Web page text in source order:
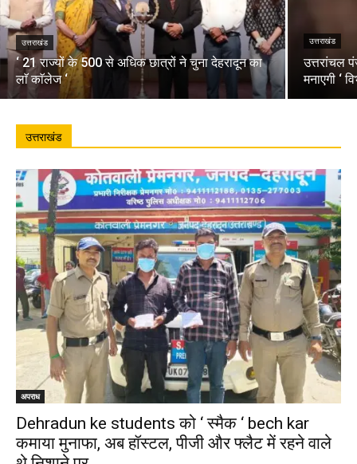
उत्तराखंड
‘ 21 राज्यों के 500 से अधिक छात्रों ने चुना देहरादून का
लाॅ काॅलेज ‘
उत्तराखंड
उत्तरांचल
मनाएगी ‘
उत्तराखंड
अपराध
Dehradun ke students को ‘ स्मैक ‘ bech kar
कमाया मुनाफा, अब हॉस्टल, पीजी और फ्लैट में रहने वाले